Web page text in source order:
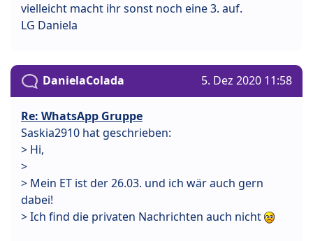
vielleicht macht ihr sonst noch eine 3. auf.
LG Daniela
DanielaColada 5. Dez 2020 11:58
Re: WhatsApp Gruppe
Saskia2910 hat geschrieben:
> Hi,
>
> Mein ET ist der 26.03. und ich wär auch gern
dabei!
> Ich find die privaten Nachrichten auch nicht